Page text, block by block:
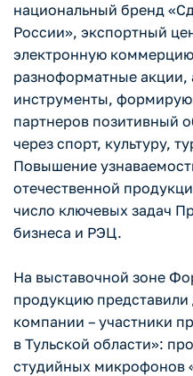
национальный бренд
России», экспортный
электронную
разноформатные акции,
инструменты,
партнеров позитивный
через спорт, культуру,
Повышение
отечественной
число ключевых задач
бизнеса и РЭЦ.
На выставочной зоне
продукцию представили
компании – участники
в Тульской области»:
студийных микрофонов